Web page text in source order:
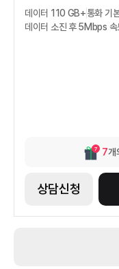
데이터 110 GB+통화 기
데이터 소진 후5Mbps
7 7개
상담신청